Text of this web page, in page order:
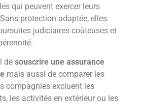
qui peuvent exercer leurs
protection adaptée, elles
judiciaires coûteuses et
de souscrire une assurance
mais aussi de comparer les
compagnies excluent les
les activités en extérieur ou les